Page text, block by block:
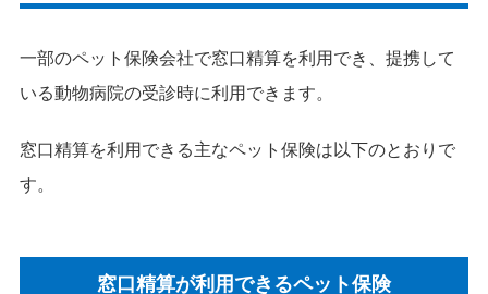
一部のペット保険会社で窓口精算を利用でき、提携して
いる動物病院の受診時に利用できます。
窓口精算を利用できる主なペット保険は以下のとおりで
す。
窓口精算が利用できるペット保険